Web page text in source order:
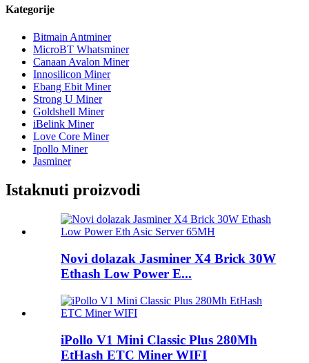
Kategorije
Bitmain Antminer
MicroBT Whatsminer
Canaan Avalon Miner
Innosilicon Miner
Ebang Ebit Miner
Strong U Miner
Goldshell Miner
iBelink Miner
Love Core Miner
Ipollo Miner
Jasminer
Istaknuti proizvodi
Novi dolazak Jasminer X4 Brick 30W
Ethash Low Power E...
iPollo V1 Mini Classic Plus 280Mh
EtHash ETC Miner WIFI